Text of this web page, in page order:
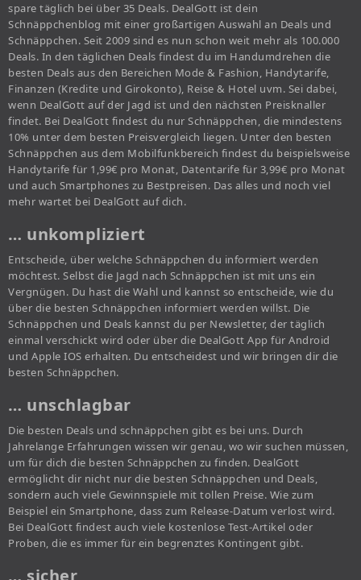
spare täglich bei über 35 Deals. DealGott ist dein
Schnäppchenblog mit einer großartigen Auswahl an Deals und
Schnäppchen. Seit 2009 sind es nun schon weit mehr als 100.000
Deals. In den täglichen Deals findest du im Handumdrehen die
besten Deals aus den Bereichen Mode & Fashion, Handytarife,
Finanzen (Kredite und Girokonto), Reise & Hotel uvm. Sei dabei,
wenn DealGott auf der Jagd ist und den nächsten Preisknaller
findet. Bei DealGott findest du nur Schnäppchen, die mindestens
10% unter dem besten Preisvergleich liegen. Unter den besten
Schnäppchen aus dem Mobilfunkbereich findest du beispielsweise
Handytarife für 1,99€ pro Monat, Datentarife für 3,99€ pro Monat
und auch Smartphones zu Bestpreisen. Das alles und noch viel
mehr wartet bei DealGott auf dich.
… unkompliziert
Entscheide, über welche Schnäppchen du informiert werden
möchtest. Selbst die Jagd nach Schnäppchen ist mit uns ein
Vergnügen. Du hast die Wahl und kannst so entscheide, wie du
über die besten Schnäppchen informiert werden willst. Die
Schnäppchen und Deals kannst du per Newsletter, der täglich
einmal verschickt wird oder über die DealGott App für Android
und Apple IOS erhalten. Du entscheidest und wir bringen dir die
besten Schnäppchen.
… unschlagbar
Die besten Deals und schnäppchen gibt es bei uns. Durch
Jahrelange Erfahrungen wissen wir genau, wo wir suchen müssen,
um für dich die besten Schnäppchen zu finden. DealGott
ermöglicht dir nicht nur die besten Schnäppchen und Deals,
sondern auch viele Gewinnspiele mit tollen Preise. Wie zum
Beispiel ein Smartphone, dass zum Release-Datum verlost wird.
Bei DealGott findest auch viele kostenlose Test-Artikel oder
Proben, die es immer für ein begrenztes Kontingent gibt.